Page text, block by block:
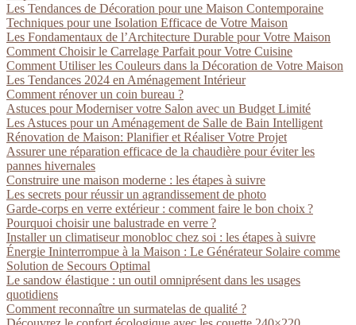
Les Tendances de Décoration pour une Maison Contemporaine
Techniques pour une Isolation Efficace de Votre Maison
Les Fondamentaux de l’Architecture Durable pour Votre Maison
Comment Choisir le Carrelage Parfait pour Votre Cuisine
Comment Utiliser les Couleurs dans la Décoration de Votre Maison
Les Tendances 2024 en Aménagement Intérieur
Comment rénover un coin bureau ?
Astuces pour Moderniser votre Salon avec un Budget Limité
Les Astuces pour un Aménagement de Salle de Bain Intelligent
Rénovation de Maison: Planifier et Réaliser Votre Projet
Assurer une réparation efficace de la chaudière pour éviter les
pannes hivernales
Construire une maison moderne : les étapes à suivre
Les secrets pour réussir un agrandissement de photo
Garde-corps en verre extérieur : comment faire le bon choix ?
Pourquoi choisir une balustrade en verre ?
Installer un climatiseur monobloc chez soi : les étapes à suivre
Énergie Ininterrompue à la Maison : Le Générateur Solaire comme
Solution de Secours Optimal
Le sandow élastique : un outil omniprésent dans les usages
quotidiens
Comment reconnaître un surmatelas de qualité ?